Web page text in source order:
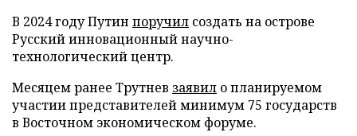
В 2024 году Путин поручил создать на острове
Русский инновационный научно-
технологический центр.
Месяцем ранее Трутнев заявил о планируемом
участии представителей минимум 75 государств
в Восточном экономическом форуме.